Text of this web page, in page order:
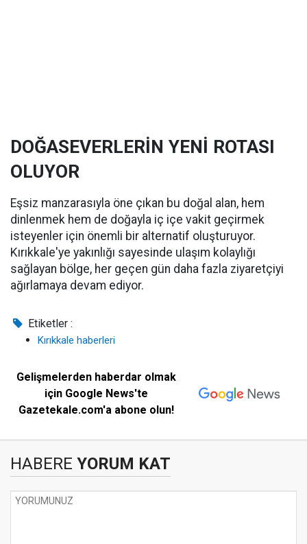
DOĞASEVERLERİN YENİ ROTASI
OLUYOR
Eşsiz manzarasıyla öne çıkan bu doğal alan, hem
dinlenmek hem de doğayla iç içe vakit geçirmek
isteyenler için önemli bir alternatif oluşturuyor.
Kırıkkale'ye yakınlığı sayesinde ulaşım kolaylığı
sağlayan bölge, her geçen gün daha fazla ziyaretçiyi
ağırlamaya devam ediyor.
Etiketler :
Kırıkkale haberleri
Gelişmelerden haberdar olmak
için Google News'te
Gazetekale.com'a abone olun!
HABERE YORUM KAT